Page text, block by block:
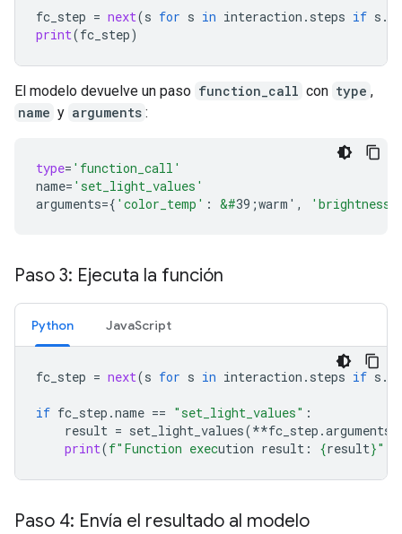
fc_step = next(s for s in interaction . steps if s .
print(fc_step)
El modelo devuelve un paso function_call con type ,
name y arguments :
type= 'function_call'
name= 'set_light_values'
arguments={ 'color_temp' : &#39;warm' , 'brightness'
Paso 3: Ejecuta la función
Python JavaScript
fc_step = next(s for s in interaction . steps if s .
if fc_step .name == "set_light_values" :
result = set_light_values(**fc_step .arguments
print(f"Function execution result: {result}"
Paso 4: Envía el resultado al modelo